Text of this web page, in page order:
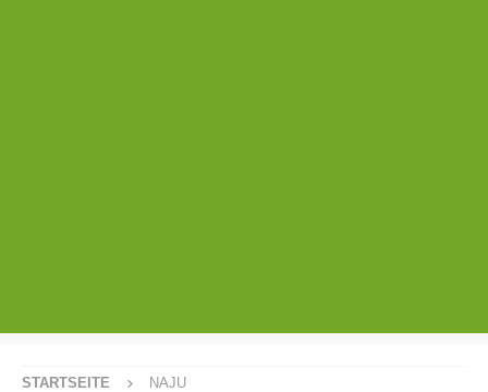
STARTSEITE NAJU